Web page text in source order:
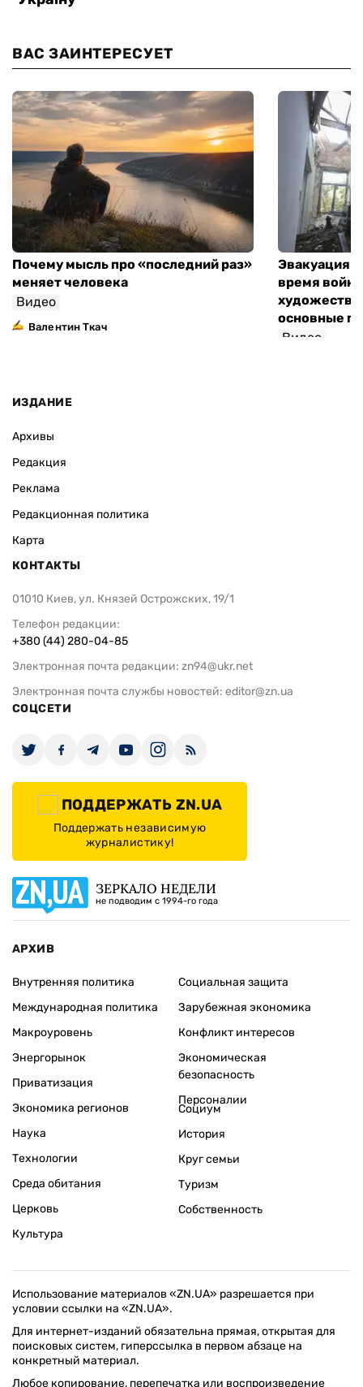
ВАС ЗАИНТЕРЕСУЕТ
Почему мысль про «последний раз»
меняет человека
Видео
Валентин Ткач
Эвакуация
время
основные
Видео
ИЗДАНИЕ
Архивы
Редакция
Реклама
Редакционная политика
Карта
КОНТАКТЫ
01010 Киев, ул. Князей Острожских, 19/1
Телефон редакции:
+380 (44) 280-04-85
Электронная почта редакции: zn94@ukr.net
Электронная почта службы новостей: editor@zn.ua
СОЦСЕТИ
ПОДДЕРЖАТЬ ZN.UA
Поддержать независимую
журналистику!
ЗЕРКАЛО НЕДЕЛИ
не подводим с 1994-го года
АРХИВ
Внутренняя политика
Международная политика
Макроуровень
Энергорынок
Приватизация
Экономика регионов
Социальная защита
Зарубежная экономика
Конфликт интересов
Экономическая
безопасность
Персоналии
Наука
Технологии
Среда обитания
Церковь
Культура
Социум
История
Круг семьи
Туризм
Собственность
Использование материалов «ZN.UA» разрешается при
условии ссылки на «ZN.UA».
Для интернет-изданий обязательна прямая, открытая для
поисковых систем, гиперссылка в первом абзаце на
конкретный материал.
Любое копирование, перепечатка или воспроизведение